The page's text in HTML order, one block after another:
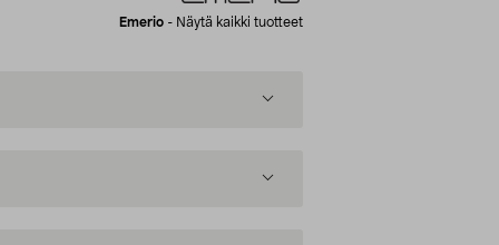
Emerio - Näytä kaikki tuotteet